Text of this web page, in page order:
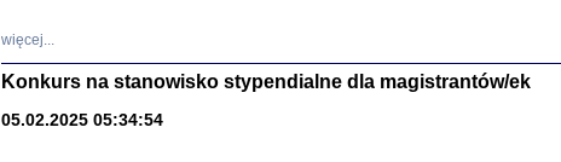
Pisma Kopla i
Warszawie
więcej...
Konkurs na stanowisko stypendialne dla magistrantów/ek
05.02.2025 05:34:54